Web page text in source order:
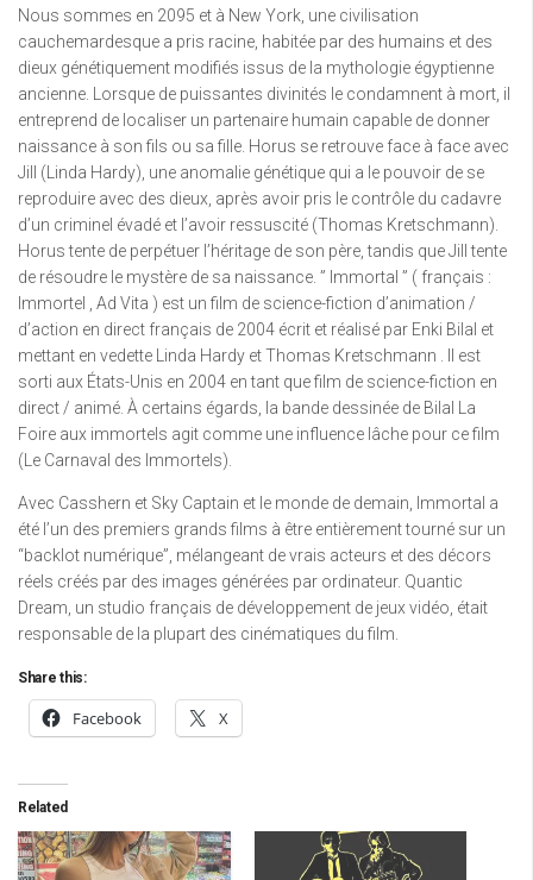
Nous sommes en 2095 et à New York, une civilisation
cauchemardesque a pris racine, habitée par des humains et des
dieux génétiquement modifiés issus de la mythologie égyptienne
ancienne. Lorsque de puissantes divinités le condamnent à mort, il
entreprend de localiser un partenaire humain capable de donner
naissance à son fils ou sa fille. Horus se retrouve face à face avec
Jill (Linda Hardy), une anomalie génétique qui a le pouvoir de se
reproduire avec des dieux, après avoir pris le contrôle du cadavre
d’un criminel évadé et l’avoir ressuscité (Thomas Kretschmann).
Horus tente de perpétuer l’héritage de son père, tandis que Jill tente
de résoudre le mystère de sa naissance. ” Immortal ” ( français :
Immortel , Ad Vita ) est un film de science-fiction d’animation /
d’action en direct français de 2004 écrit et réalisé par Enki Bilal et
mettant en vedette Linda Hardy et Thomas Kretschmann . Il est
sorti aux États-Unis en 2004 en tant que film de science-fiction en
direct / animé. À certains égards, la bande dessinée de Bilal La
Foire aux immortels agit comme une influence lâche pour ce film
(Le Carnaval des Immortels).
Avec Casshern et Sky Captain et le monde de demain, Immortal a
été l’un des premiers grands films à être entièrement tourné sur un
“backlot numérique”, mélangeant de vrais acteurs et des décors
réels créés par des images générées par ordinateur. Quantic
Dream, un studio français de développement de jeux vidéo, était
responsable de la plupart des cinématiques du film.
Share this:
Facebook X
Related